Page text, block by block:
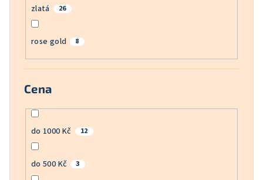
zlatá 26
rose gold 8
Cena
do 1000 Kč 12
do 500 Kč 3